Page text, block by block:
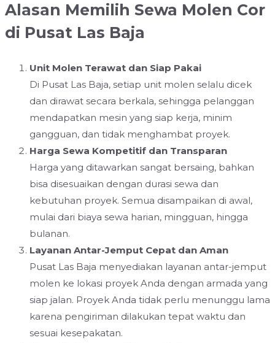
Alasan Memilih Sewa Molen Cor
di Pusat Las Baja
Unit Molen Terawat dan Siap Pakai
Di Pusat Las Baja, setiap unit molen selalu dicek
dan dirawat secara berkala, sehingga pelanggan
mendapatkan mesin yang siap kerja, minim
gangguan, dan tidak menghambat proyek.
Harga Sewa Kompetitif dan Transparan
Harga yang ditawarkan sangat bersaing, bahkan
bisa disesuaikan dengan durasi sewa dan
kebutuhan proyek. Semua disampaikan di awal,
mulai dari biaya sewa harian, mingguan, hingga
bulanan.
Layanan Antar-Jemput Cepat dan Aman
Pusat Las Baja menyediakan layanan antar-jemput
molen ke lokasi proyek Anda dengan armada yang
siap jalan. Proyek Anda tidak perlu menunggu lama
karena pengiriman dilakukan tepat waktu dan
sesuai kesepakatan.